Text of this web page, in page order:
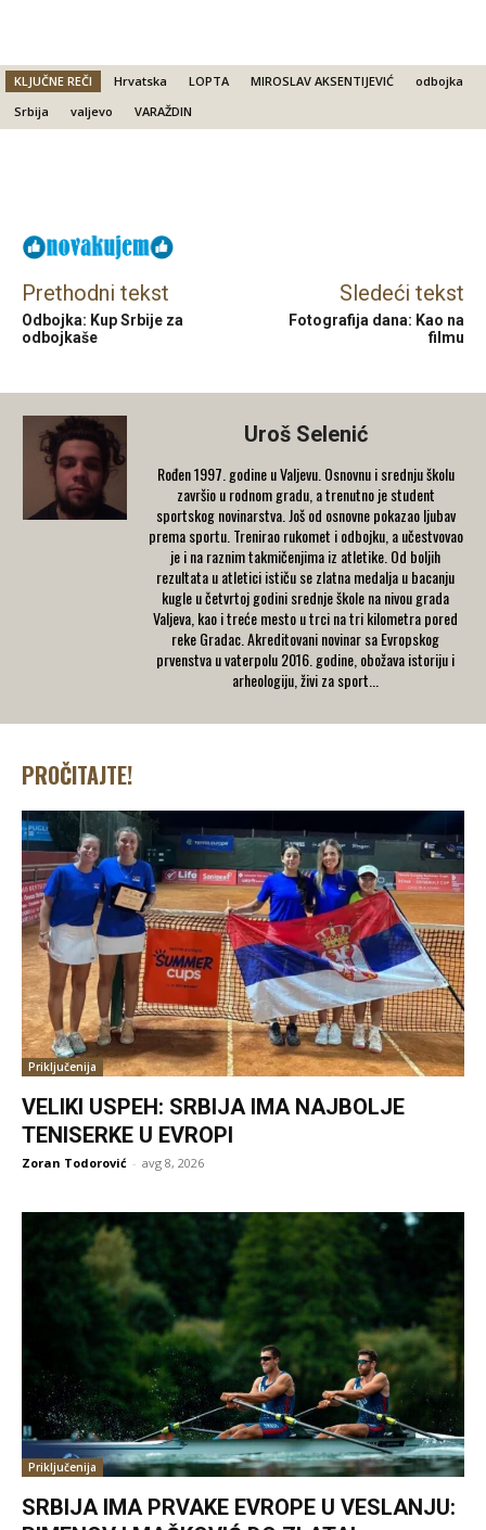
KLJUČNE REČI Hrvatska LOPTA MIROSLAV AKSENTIJEVIĆ
odbojka
Srbija
valjevo VARAŽDIN
Prethodni tekst
Odbojka: Kup Srbije za
odbojkaše
Sledeći tekst
Fotografija dana: Kao na
filmu
Uroš Selenić
Rođen 1997. godine u Valjevu. Osnovnu i srednju školu
završio u rodnom gradu, a trenutno je student
sportskog novinarstva. Još od osnovne pokazao ljubav
prema sportu. Trenirao rukomet i odbojku, a učestvovao
je i na raznim takmičenjima iz atletike. Od boljih
rezultata u atletici ističu se zlatna medalja u bacanju
kugle u četvrtoj godini srednje škole na nivou grada
Valjeva, kao i treće mesto u trci na tri kilometra pored
reke Gradac. Akreditovani novinar sa Evropskog
prvenstva u vaterpolu 2016. godine, obožava istoriju i
arheologiju, živi za sport...
PROČITAJTE!
Priključenija
VELIKI USPEH: SRBIJA IMA NAJBOLJE
TENISERKE U EVROPI
Zoran Todorović - avg 8, 2026
Priključenija
SRBIJA IMA PRVAKE EVROPE U VESLANJU: